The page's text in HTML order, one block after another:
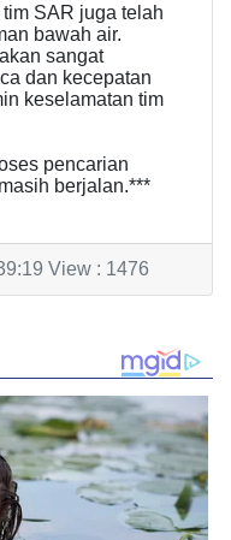
SAR juga telah
bawah air.
sangat
dan kecepatan
keselamatan tim
pencarian
berjalan.***
View : 1476